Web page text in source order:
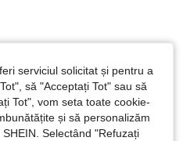
4,91 2
4,91
serviciul solicitat și pentru a
să "Acceptați Tot" sau să
Tot", vom seta toate cookie-
și să personalizăm
Selectând "Refuzați